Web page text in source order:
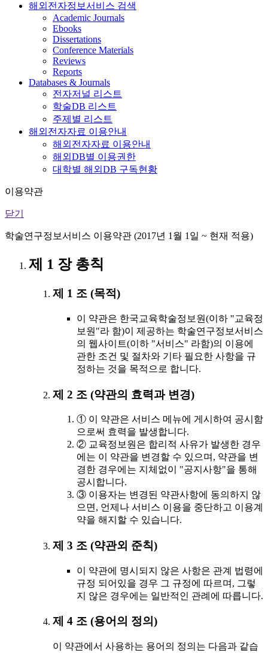
해외전자정보서비스 검색
Academic Journals
Ebooks
Dissertations
Conference Materials
Reviews
Reports
Databases & Journals
전자저널 리스트
학술DB 리스트
주제별 리스트
해외전자자료 이용안내
해외전자자료 이용안내
해외DB별 이용권한
대학별 해외DB 구독현황
이용약관
닫기
학술연구정보서비스 이용약관 (2017년 1월 1일 ~ 현재 적용)
제 1 장 총칙
제 1 조 (목적)
이 약관은 한국교육학술정보원(이하 "교육정
보원"라 함)이 제공하는 학술연구정보서비스
의 웹사이트(이하 "서비스" 라함)의 이용에
관한 조건 및 절차와 기타 필요한 사항을 규
정하는 것을 목적으로 합니다.
제 2 조 (약관의 효력과 변경)
① 이 약관은 서비스 메뉴에 게시하여 공시함
으로써 효력을 발생합니다.
② 교육정보원은 합리적 사유가 발생한 경우
에는 이 약관을 변경할 수 있으며, 약관을 변
경한 경우에는 지체없이 "공지사항"을 통해
공시합니다.
③ 이용자는 변경된 약관사항에 동의하지 않
으면, 언제나 서비스 이용을 중단하고 이용계
약을 해지할 수 있습니다.
제 3 조 (약관외 준칙)
이 약관에 명시되지 않은 사항은 관계 법령에
규정 되어있을 경우 그 규정에 따르며, 그렇
지 않은 경우에는 일반적인 관례에 따릅니다.
제 4 조 (용어의 정의)
이 약관에서 사용하는 용어의 정의는 다음과 같습